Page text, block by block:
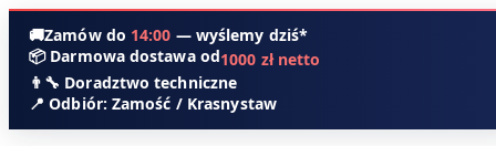
🚚Zamów do 14:00 — wyślemy dziś*
📦 Darmowa dostawa od1000 zł netto
👨‍🔧 Doradztwo techniczne
📍 Odbiór: Zamość / Krasnystaw